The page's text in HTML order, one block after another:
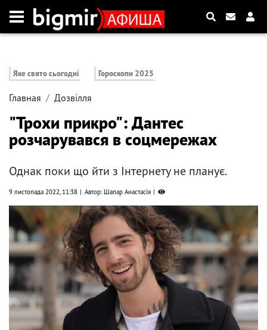
Яке свято сьогодні Гороскопи 2025
Главная Дозвілля
"Трохи прикро": Дантес
розчарувався в соцмережах
Однак поки що йти з Інтернету не планує.
9 листопада 2022, 11:38 Автор: Шапар Анастасія